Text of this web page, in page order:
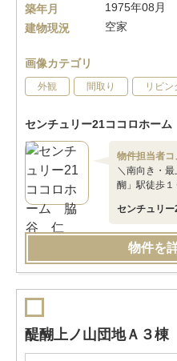
築年月
1975年08月
建物現況
空家
画像カテゴリ
外観 間取り リビン
センチュリー21ココロホーム
物件担当者コ
＼南向き・
醐」駅徒歩
センチュリ
物件を
醍醐上ノ山団地Ａ３棟